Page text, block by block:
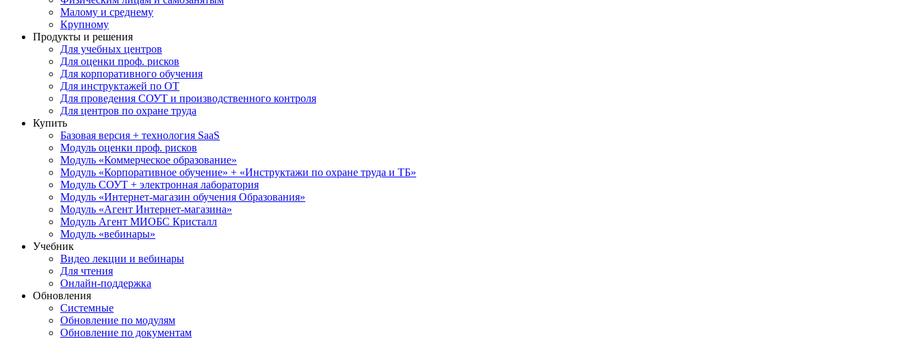
Малому и среднему
Крупному
Продукты и решения
Для учебных центров
Для оценки проф. рисков
Для корпоративного обучения
Для инструктажей по ОТ
Для проведения СОУТ и производственного контроля
Для центров по охране труда
Купить
Базовая версия + технология SaaS
Модуль оценки проф. рисков
Модуль «Коммерческое образование»
Модуль «Корпоративное обучение» + «Инструктажи по охране труда и ТБ»
Модуль СОУТ + электронная лаборатория
Модуль «Интернет-магазин обучения Образования»
Модуль «Агент Интернет-магазина»
Модуль Агент МИОБС Кристалл
Модуль «вебинары»
Учебник
Видео лекции и вебинары
Для чтения
Онлайн-поддержка
Обновления
Системные
Обновление по модулям
Обновление по документам